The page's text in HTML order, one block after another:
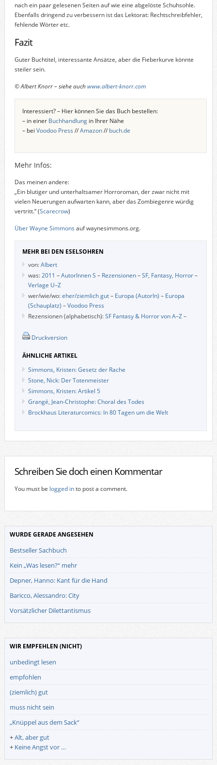
nach ein paar gelesenen Seiten auf wie eine abgelöste Schuhsohle.
Ebenfalls dringend zu verbessern ist das Lektorat: Rechtschreibfehler,
fehlende Wörter etc.
Fazit
Guter Buchtitel, interessante Ansätze, aber die Fieberkurve könnte
steiler sein.
© Albert Knorr – siehe auchwww.albert-knorr.com
Interessiert? – Hier können Sie das Buch bestellen:
– in einer Buchhandlungin Ihrer Nähe
– bei Voodoo Press //Amazon//buch.de
Mehr Infos:
Das meinen andere:
„Ein blutiger und unterhaltsamer Horroroman, der zwar nicht mit
vielen Neuerungen aufwarten kann, aber das Zombiegenre würdig
vertritt.“ (Scarecrow)
Über Wayne Simmons auf waynesimmons.org.
MEHR BEI DEN ESELSOHREN
von:Albert
was:2011 –AutorInnen S – Rezensionen–SF, Fantasy, Horror–
Verlage U–Z
wer/wie/wo:eher/ziemlich gut– Europa (AutorIn) – Europa
(Schauplatz) –Voodoo Press
Rezensionen (alphabetisch):SF Fantasy & Horror von A–Z–
Druckversion
ÄHNLICHE ARTIKEL
Simmons, Kristen: Gesetz der Rache
Stone, Nick: Der Totenmeister
Simmons, Kristen: Artikel 5
Grangé, Jean-Christophe: Choral des Todes
Brockhaus Literaturcomics: In 80 Tagen um die Welt
Schreiben Sie doch einen Kommentar
You must be logged into post a comment.
WURDE GERADE ANGESEHEN
Bestseller Sachbuch
Kein „Was lesen?“ mehr
Depner, Hanno: Kant für die Hand
Baricco, Alessandro: City
Vorsätzlicher Dilettantismus
WIR EMPFEHLEN (NICHT)
unbedingt lesen
empfohlen
(ziemlich) gut
muss nicht sein
„Knüppel aus dem Sack“
+Alt, aber gut
+ Keine Angst vor …